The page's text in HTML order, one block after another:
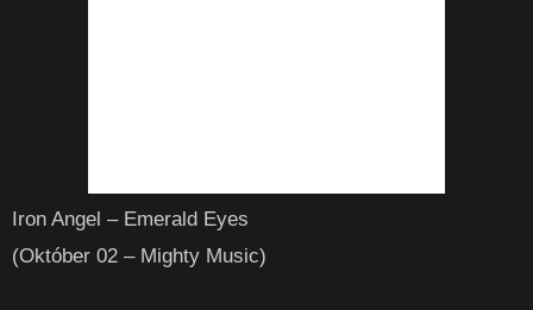
Iron Angel – Emerald Eyes
(Október 02 – Mighty Music)